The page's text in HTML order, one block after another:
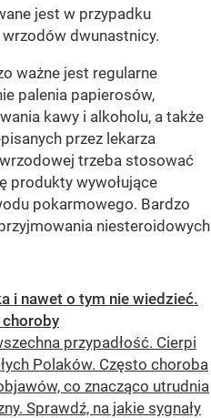
jest w przypadku
dwunastnicy.
ważne jest regularne
palenia papierosów,
kawy i alkoholu, a także
przez lekarza
trzeba stosować
produkty wywołujące
pokarmowego. Bardzo
niesteroidowych
i nawet o tym nie wiedzieć.
przypadłość. Cierpi
Polaków. Często choroba
co znacząco utrudnia
Sprawdź, na jakie sygnały